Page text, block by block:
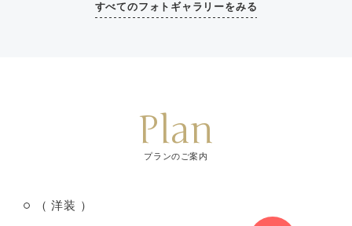
すべてのフォトギャラリーをみる
Plan
プランのご案内
（ 洋装 ）